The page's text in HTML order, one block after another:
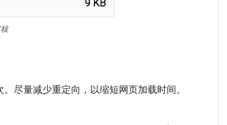
尽量减少重定向，以缩短网页加载时间。